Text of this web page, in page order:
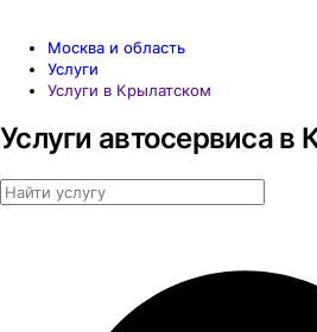
Москва и область
Услуги
Услуги в Крылатском
Услуги автосервиса в